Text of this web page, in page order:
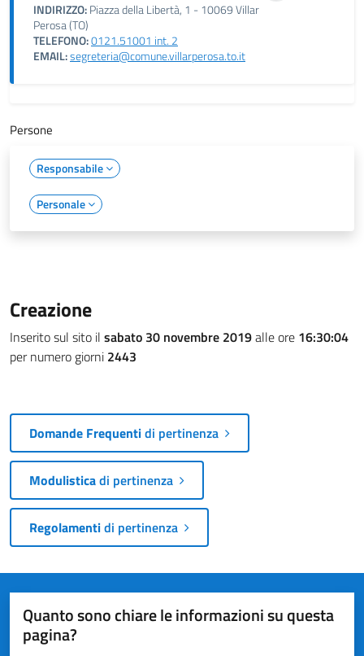
INDIRIZZO:Piazza della Libertà, 1 - 10069 Villar
Perosa (TO)
TELEFONO:0121.51001 int. 2
EMAIL:segreteria@comune.villarperosa.to.it
Persone
Responsabile
Personale
Creazione
Inserito sul sito il sabato 30 novembre 2019alle ore 16:30:04
per numero giorni 2443
Domande Frequentidi pertinenza
Modulisticadi pertinenza
Regolamentidi pertinenza
Quanto sono chiare le informazioni su questa
pagina?